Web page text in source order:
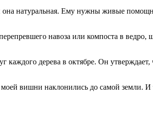
она натуральная. Ему нужны живые
навоза или компоста в ведро,
дерева в октябре. Он
вишни наклонились до самой земли. И